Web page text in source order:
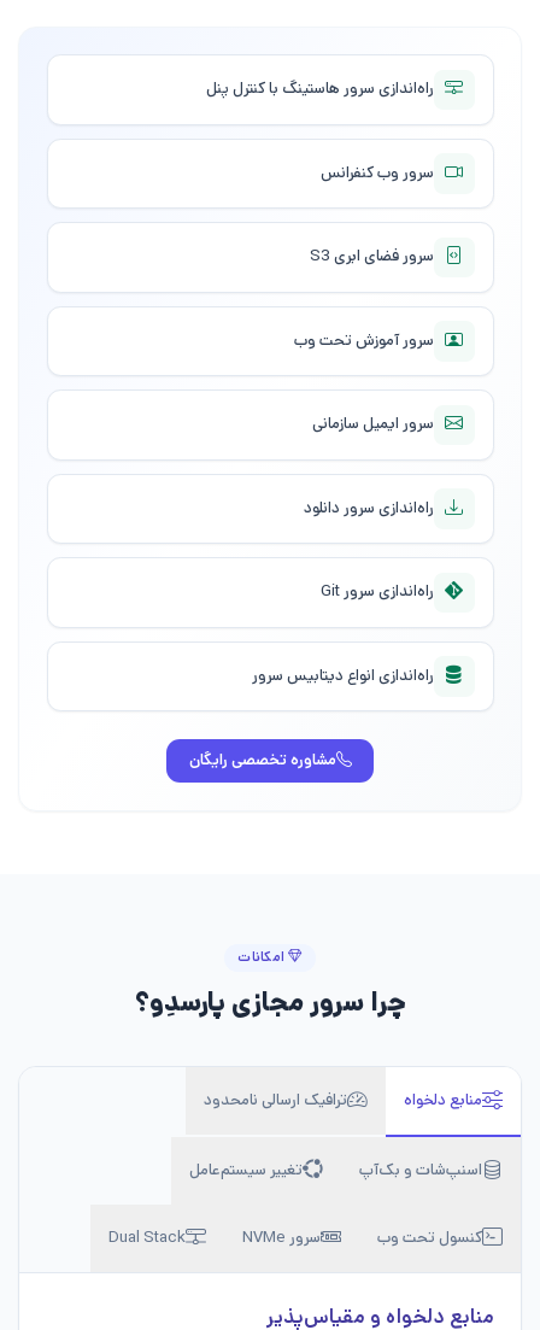
راه‌اندازی سرور هاستینگ با کنترل پنل
سرور وب کنفرانس
سرور فضای ابری S3
سرور آموزش تحت وب
سرور ایمیل سازمانی
راه‌اندازی سرور دانلود
راه‌اندازی سرور Git
راه‌اندازی انواع دیتابیس سرور
مشاوره تخصصی رایگان
امکانات
چرا سرور مجازی پارسدِو؟
منابع دلخواه ترافیک ارسالی نامحدود
اسنپ‌شات و بک‌آپ تغییر سیستم‌عامل
کنسول تحت وب سرور NVMe Dual Stack
منابع دلخواه و مقیاس‌پذیر